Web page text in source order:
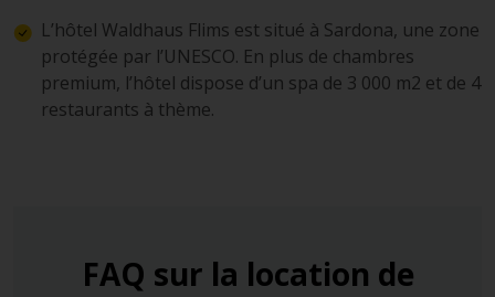
L’hôtel Waldhaus Flims est situé à Sardona, une zone
protégée par l’UNESCO. En plus de chambres
premium, l’hôtel dispose d’un spa de 3 000 m2 et de 4
restaurants à thème.
FAQ sur la location de